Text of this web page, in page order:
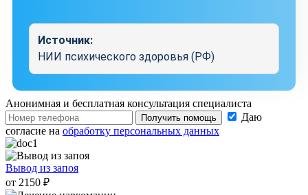
Источник:
НИИ психического здоровья (РФ)
Анонимная и бесплатная консультация специалиста
Получить помощь
Даю
согласие на обработку персональных данных
Вывод из запоя
от 2150 ₽